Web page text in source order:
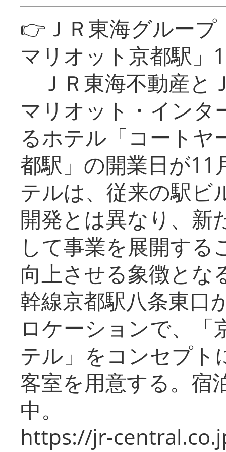
👉ＪＲ東海グルー
マリオット京都駅」
ＪＲ東海不動産と
マリオット・インタ
るホテル「コートヤ
都駅」の開業日が11
テルは、従来の駅ビ
開発とは異なり、新
して事業を展開する
向上させる象徴とな
幹線京都駅八条東口
ロケーションで、「
テル」をコンセプト
客室を用意する。宿
中。
https://jr-